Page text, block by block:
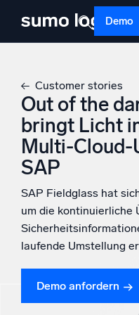
Demo
Lernen Über uns
Kostenlos testen
Plattform
Customer stories
Out of the
bringt Licht
Multi-Cloud-
SAP
SAP Fieldglass hat
um die kontinuierliche
laufende Umstellung
Demo anfordern